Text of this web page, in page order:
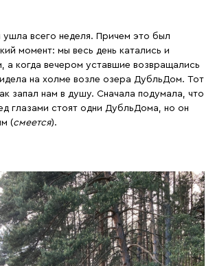
ушла всего неделя. Причем это был
момент: мы весь день катались и
а когда вечером уставшие возвращались
на холме возле озера ДубльДом. Тот
запал нам в душу. Сначала подумала, что
глазами стоят одни ДубльДома, но он
(смеется).